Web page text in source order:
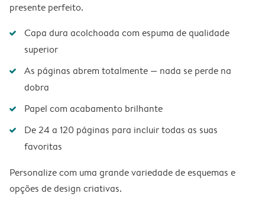
presente perfeito.
Capa dura acolchoada com espuma de qualidade
superior
As páginas abrem totalmente — nada se perde na
dobra
Papel com acabamento brilhante
De 24 a 120 páginas para incluir todas as suas
favoritas
Personalize com uma grande variedade de esquemas e
opções de design criativas.